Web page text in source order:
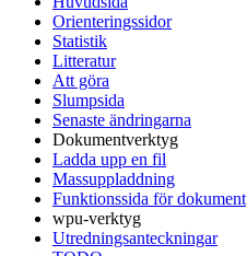
Orienteringssidor
Statistik
Litteratur
Att göra
Slumpsida
Senaste ändringarna
Dokumentverktyg
Ladda upp en fil
Massuppladdning
Funktionssida för dokument
wpu-verktyg
Utredningsanteckningar